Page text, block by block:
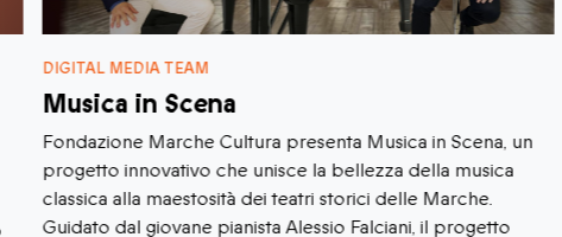
DIGITAL MEDIA TEAM
Musica in Scena
Fondazione Marche Cultura presenta Musica in Scena, un
progetto innovativo che unisce la bellezza della musica
classica alla maestosità dei teatri storici delle Marche.
Guidato dal giovane pianista Alessio Falciani, il progetto